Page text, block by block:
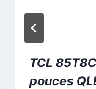
TCL
pouces